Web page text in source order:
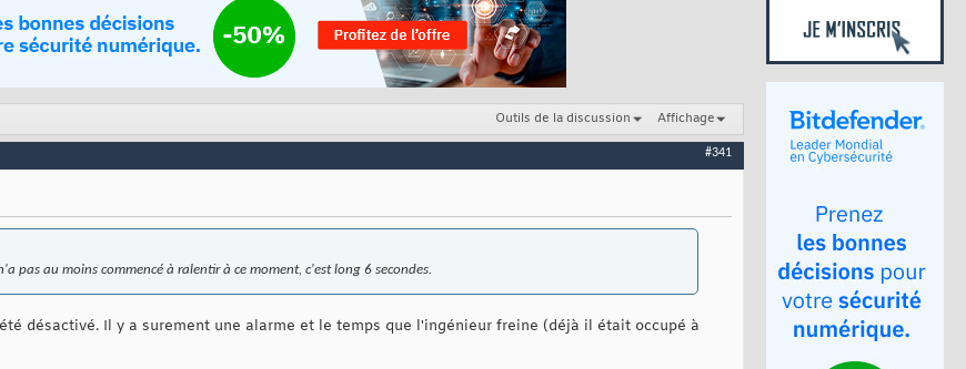
Outils de la discussion Affichage
#341
pas au moins commencé à ralentir à ce moment, c'est long 6 secondes.
désactivé. Il y a surement une alarme et le temps que l'ingénieur freine (déjà il était occupé à